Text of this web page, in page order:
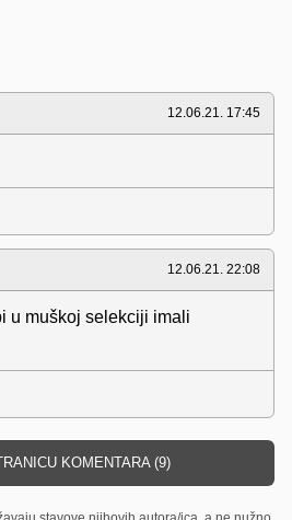
12.06.21. 17:45
12.06.21. 22:08
u muškoj selekciji imali
KOMENTARA (9)